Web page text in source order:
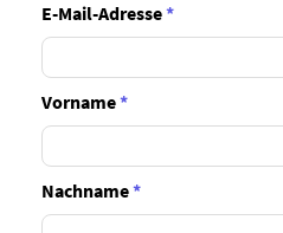
E-Mail-Adresse*
Vorname*
Nachname*